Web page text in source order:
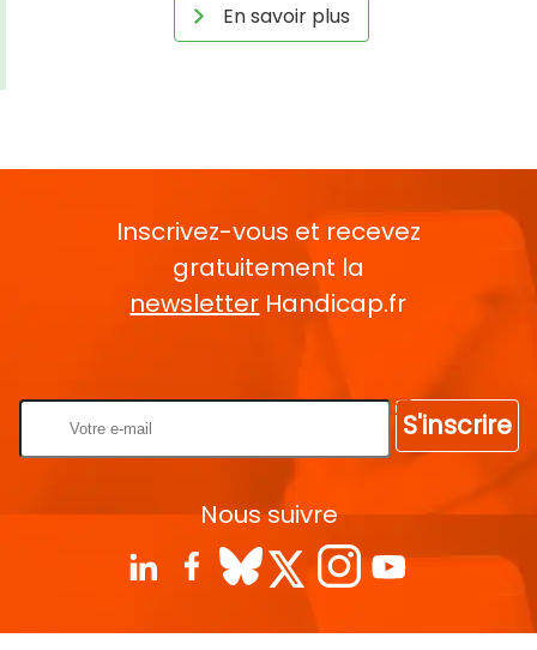
En savoir plus
Inscrivez-vous et recevez
gratuitement la
newsletter Handicap.fr
S'inscrire
Nous suivre